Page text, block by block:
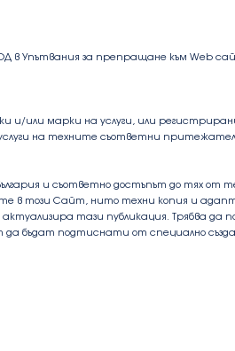
в Упътвания за препращане към Web
или марки на услуги, или
на техните съответни
и съответно достъпът до тях
в този Сайт, нито техни копия и
актуализира тази публикация. Трябва
да бъдат подтиснати от специално